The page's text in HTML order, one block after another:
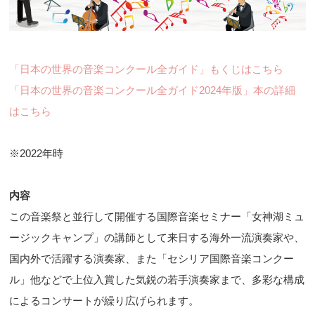
「日本の世界の音楽コンクール全ガイド」もくじはこちら
「日本の世界の音楽コンクール全ガイド2024年版」本の詳細
はこちら
※2022年時
内容
この音楽祭と並行して開催する国際音楽セミナー「女神湖ミュ
ージックキャンプ」の講師として来日する海外一流演奏家や、
国内外で活躍する演奏家、また「セシリア国際音楽コンクー
ル」他などで上位入賞した気鋭の若手演奏家まで、多彩な構成
によるコンサートが繰り広げられます。